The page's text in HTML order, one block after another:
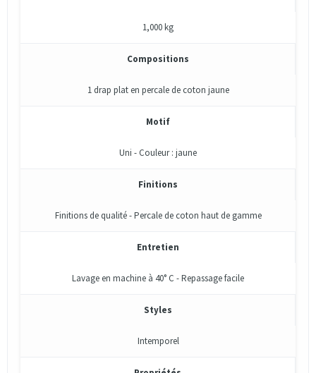
1,000 kg
Compositions
1 drap plat en percale de coton jaune
Motif
Uni - Couleur : jaune
Finitions
Finitions de qualité - Percale de coton haut de gamme
Entretien
Lavage en machine à 40° C - Repassage facile
Styles
Intemporel